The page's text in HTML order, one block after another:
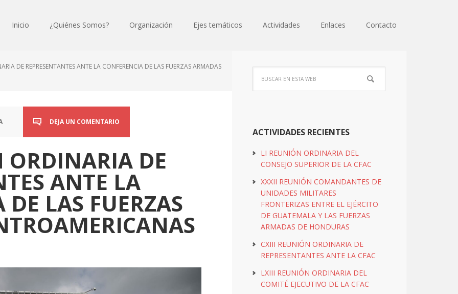
Inicio ¿Quiénes Somos? Organización Ejes temáticos Actividades Enlaces Contacto
DE REPRESENTANTES ANTE LA CONFERENCIA DE LAS FUERZAS ARMADAS
DEJA UN COMENTARIO
DE
ANTE LA
LAS FUERZAS
ACTIVIDADES RECIENTES
LI REUNIÓN ORDINARIA DEL
CONSEJO SUPERIOR DE LA CFAC
XXXII REUNIÓN COMANDANTES DE
UNIDADES MILITARES
FRONTERIZAS ENTRE EL EJÉRCITO
DE GUATEMALA Y LAS FUERZAS
ARMADAS DE HONDURAS
CXIII REUNIÓN ORDINARIA DE
REPRESENTANTES ANTE LA CFAC
LXIII REUNIÓN ORDINARIA DEL
COMITÉ EJECUTIVO DE LA CFAC